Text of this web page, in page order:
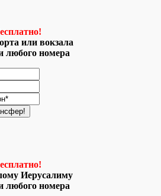
или вокзала
любого номера
Иерусалиму
любого номера